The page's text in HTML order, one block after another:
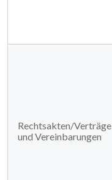
Rechtsakten/Verträge
und Vereinbarungen